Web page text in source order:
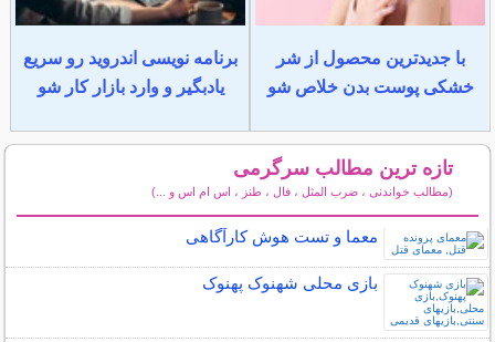
با جدیدترین محصول از شر
خشکی پوست بدن خلاص شو
برنامه نویسی اندروید رو سریع
یادبگیر و وارد بازار کار شو
تازه ترین مطالب سرگرمی
(مطالب خواندنی ، ضرب المثل ، فال ، طنز ، اس ام اس و ...)
معما و تست هوش کارآگاهی
بازی محلی شهنوک پهنوک